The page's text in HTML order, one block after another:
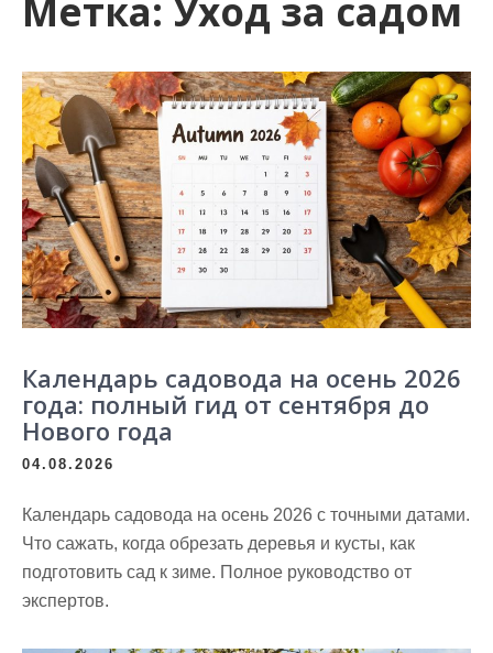
Метка: Уход за садом
Календарь садовода на осень 2026
года: полный гид от сентября до
Нового года
04.08.2026
Календарь садовода на осень 2026 с точными датами.
Что сажать, когда обрезать деревья и кусты, как
подготовить сад к зиме. Полное руководство от
экспертов.